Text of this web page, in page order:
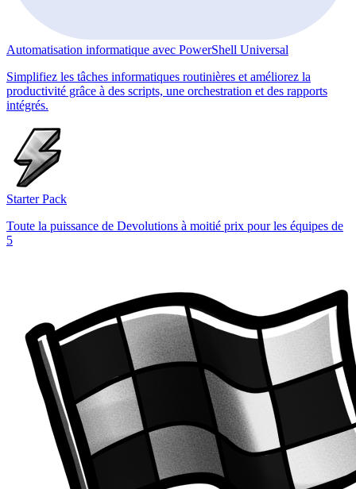
Automatisation informatique avec PowerShell Universal
Simplifiez les tâches informatiques routinières et améliorez la
productivité grâce à des scripts, une orchestration et des rapports
intégrés.
Starter Pack
Toute la puissance de Devolutions à moitié prix pour les équipes de
5